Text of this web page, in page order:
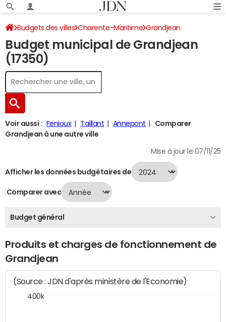
Budgets des villes Charente-Maritime Grandjean
Budget 2024
Budget municipal de Grandjean
(17350)
Voir aussi : Fenioux Taillant Annepont
Comparer
Grandjean à une autre ville
Mise à jour le 07/11/25
Afficher les données budgétaires de
Comparer avec
Budget général
Produits et charges de fonctionnement de
Grandjean
(Source : JDN d'après ministère de l'Economie)
400k